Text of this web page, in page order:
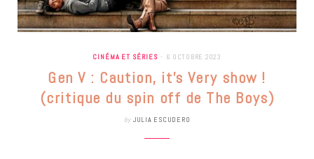
CINÉMA ET SÉRIES 6 OCTOBRE 2023
Gen V : Caution, it’s Very show !
(critique du spin off de The Boys)
by JULIA ESCUDERO